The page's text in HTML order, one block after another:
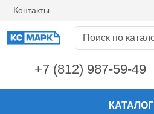
Контакты
+7 (812) 987-59-49
КАТАЛОГ